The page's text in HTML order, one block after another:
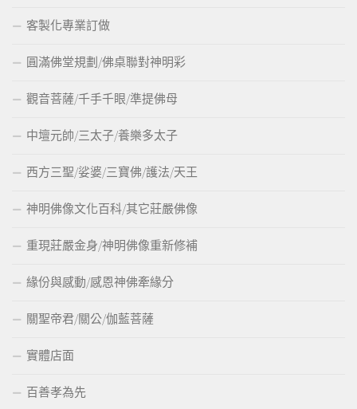
客製化專業訂做
圓滿佛堂規劃/佛桌聯對神明彩
觀音菩薩/千手千眼/準提佛母
中壇元帥/三太子/養樂多太子
西方三聖/娑婆/三寶佛/護法/天王
神明佛像文化百科/其它莊嚴佛像
重現莊嚴金身/神明佛像重新修補
緣份與感動/感恩神佛牽緣分
關聖帝君/關公/伽藍菩薩
實體店面
百善孝為先